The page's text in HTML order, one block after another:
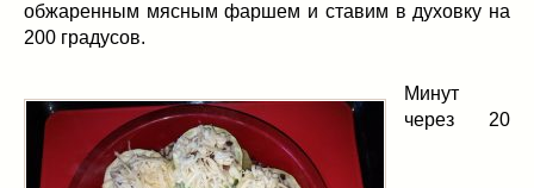
обжаренным мясным фаршем и ставим в духовку на
200 градусов.
Минут
через 20